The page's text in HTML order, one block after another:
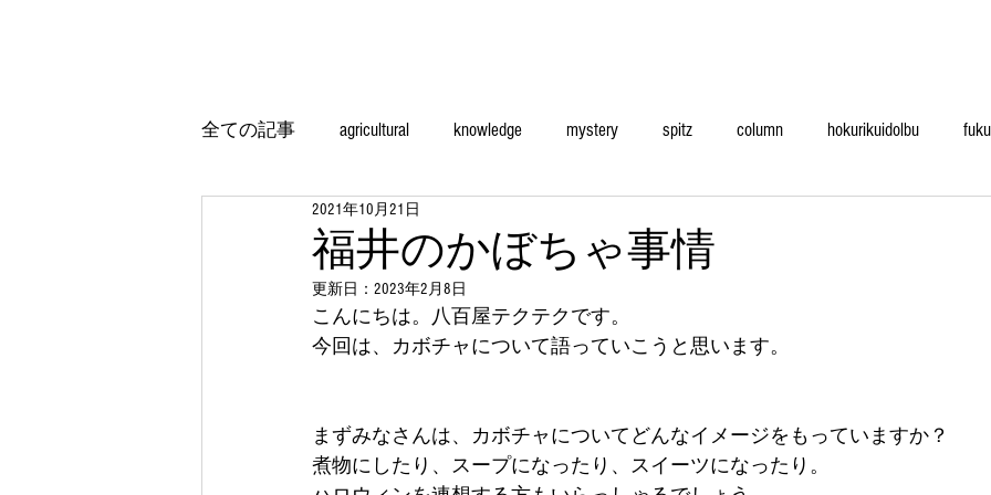
全ての記事 agricultural knowledge mystery spitz column hokurikuidolbu
福井のかぼちゃ事情
2021年10月21日
更新日： 2023年2月8日
こんにちは。八百屋テクテクです。
今回は、カボチャについて語っていこうと思います。
まずみなさんは、カボチャについてどんなイメージをもっていますか？
煮物にしたり、スープになったり、スイーツになったり。